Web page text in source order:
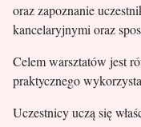
oraz zapoznanie
kancelaryjnymi oraz
Celem warsztatów jest
praktycznego
Uczestnicy uczą się